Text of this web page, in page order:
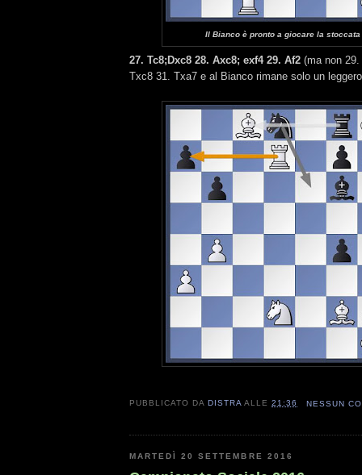
Il Bianco è pronto a giocare la
27. Tc8;Dxc8 28. Axc8; exf4 29. Af2 (ma non
Txc8 31. Txa7 e al Bianco rimane solo un
PUBBLICATO DA DISTRA ALLE21:36 NESSUN
MARTEDÌ 20 SETTEMBRE 2016